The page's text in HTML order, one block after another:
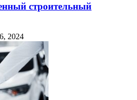
строительный
2024